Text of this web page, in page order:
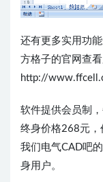
还有更多实用功
方格子的官网查
http://
软件提供会员制
终身价格268元，
我们电气CAD吧
身用户。